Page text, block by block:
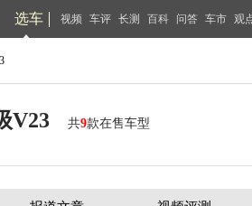
选车 视频 车评 长测 百科 问答 车市 观
V23 共9款在售车型